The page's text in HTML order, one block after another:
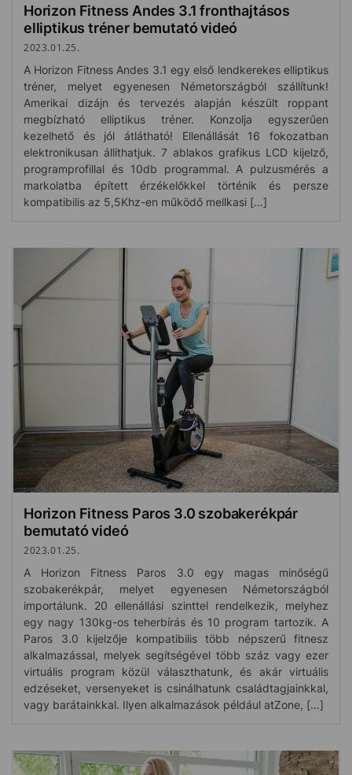
Horizon Fitness Andes 3.1 fronthajtásos
elliptikus tréner bemutató videó
2023.01.25.
A Horizon Fitness Andes 3.1 egy első lendkerekes elliptikus
tréner, melyet egyenesen Németországból szállítunk!
Amerikai dizájn és tervezés alapján készült roppant
megbízható elliptikus tréner. Konzolja egyszerűen
kezelhető és jól átlátható! Ellenállását 16 fokozatban
elektronikusan állíthatjuk. 7 ablakos grafikus LCD kijelző,
programprofillal és 10db programmal. A pulzusmérés a
markolatba épített érzékelőkkel történik és persze
kompatibilis az 5,5Khz-en működő mellkasi […]
Horizon Fitness Paros 3.0 szobakerékpár
bemutató videó
2023.01.25.
A Horizon Fitness Paros 3.0 egy magas minőségű
szobakerékpár, melyet egyenesen Németországból
importálunk. 20 ellenállási szinttel rendelkezik, melyhez
egy nagy 130kg-os teherbírás és 10 program tartozik. A
Paros 3.0 kijelzője kompatibilis több népszerű fitnesz
alkalmazással, melyek segítségével több száz vagy ezer
virtuális program közül választhatunk, és akár virtuális
edzéseket, versenyeket is csinálhatunk családtagjainkkal,
vagy barátainkkal. Ilyen alkalmazások például atZone, […]